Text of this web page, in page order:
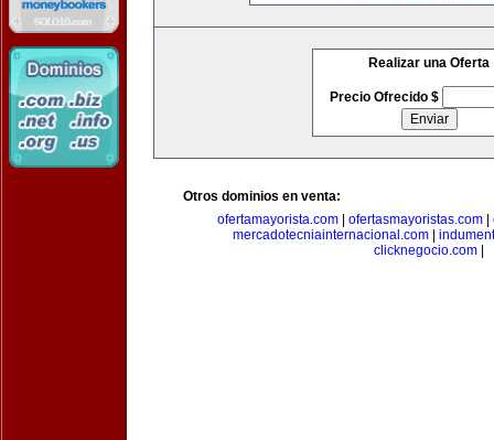
Realizar una Oferta
Precio Ofrecido $
Otros dominios en venta:
ofertamayorista.com
ofertasmayoristas.com
mercadotecniainternacional.com
clicknegocio.com